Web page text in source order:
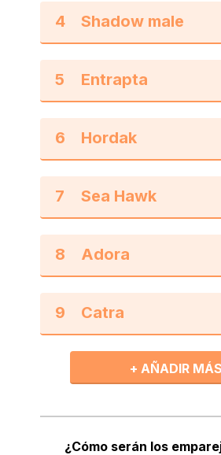
4
5
6
7
8
9
+ AÑADIR MÁS
¿Cómo serán los